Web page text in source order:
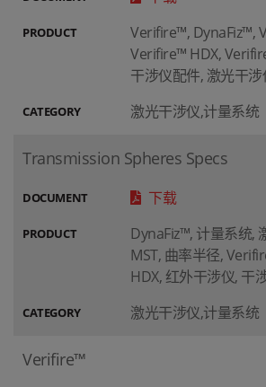
PRODUCT
Verifire™, DynaFiz™,
Verifire™ HDX,
干涉仪配件, 激光干
CATEGORY 激光干涉仪,计量系统
Transmission Spheres Specs
DOCUMENT 下载
PRODUCT
DynaFiz™, 计量系统,
MST, 曲率半径,
HDX, 红外干涉仪, 干
CATEGORY 激光干涉仪,计量系统
Verifire™